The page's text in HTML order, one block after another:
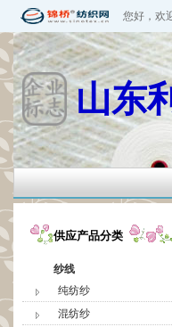
您好，欢
山东
供应产品分类
纱线
纯纺纱
混纺纱